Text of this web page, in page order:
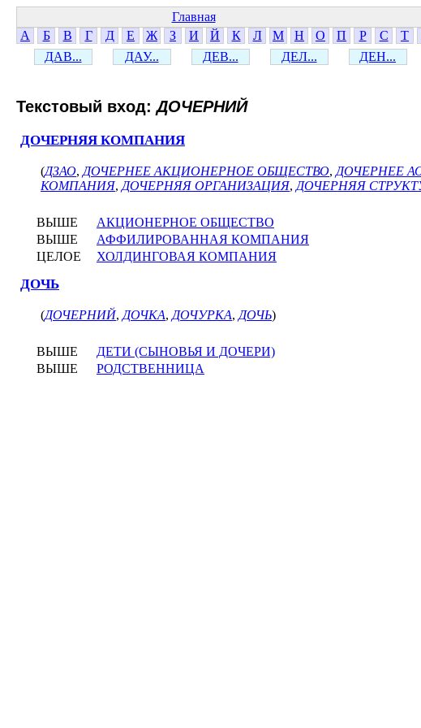
Главная
А
Б В Г Д Е Ж З И Й К Л М Н О П Р С Т
ДАВ...
ДАУ... ДЕВ... ДЕЛ... ДЕН...
Текстовый вход:ДОЧЕРНИЙ
ДОЧЕРНЯЯ КОМПАНИЯ
(ДЗАО, ДОЧЕРНЕЕ АКЦИОНЕРНОЕ ОБЩЕСТВО, ДОЧЕРНЕЕ
КОМПАНИЯ, ДОЧЕРНЯЯ ОРГАНИЗАЦИЯ, ДОЧЕРНЯЯ
ВЫШЕ
АКЦИОНЕРНОЕ ОБЩЕСТВО
ВЫШЕ
АФФИЛИРОВАННАЯ КОМПАНИЯ
ЦЕЛОЕ
ХОЛДИНГОВАЯ КОМПАНИЯ
ДОЧЬ
(ДОЧЕРНИЙ, ДОЧКА, ДОЧУРКА, ДОЧЬ)
ВЫШЕ
ДЕТИ (СЫНОВЬЯ И ДОЧЕРИ)
ВЫШЕ
РОДСТВЕННИЦА